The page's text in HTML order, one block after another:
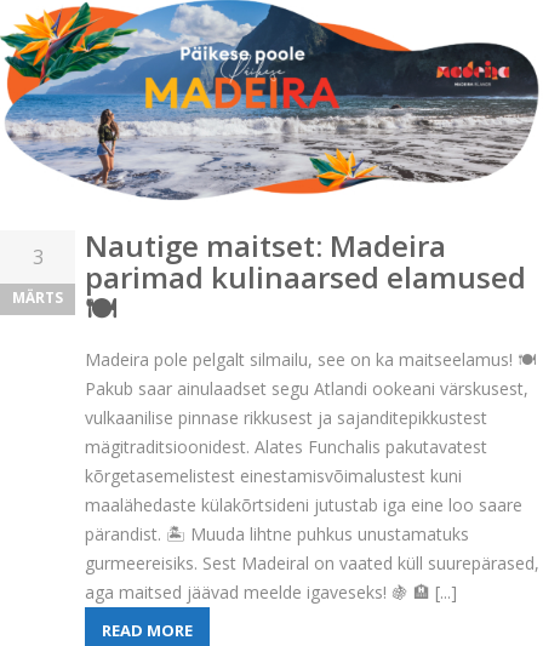
3
MÄRTS
Nautige maitset: Madeira
parimad kulinaarsed elamused
🍽️
Madeira pole pelgalt silmailu, see on ka maitseelamus! 🍽️
Pakub saar ainulaadset segu Atlandi ookeani värskusest,
vulkaanilise pinnase rikkusest ja sajanditepikkustest
mägitraditsioonidest. Alates Funchalis pakutavatest
kõrgetasemelistest einestamisvõimalustest kuni
maalähedaste külakõrtsideni jutustab iga eine loo saare
pärandist. 🏝️ Muuda lihtne puhkus unustamatuks
gurmeereisiks. Sest Madeiral on vaated küll suurepärased,
aga maitsed jäävad meelde igaveseks! 🍇 🏨 [...]
READ MORE